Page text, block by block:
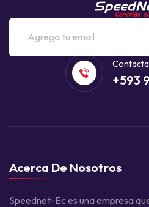
+593
Acerca De Nosotros
Speednet-Ec es una empresa